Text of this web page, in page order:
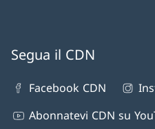
Segua il CDN
Facebook CDN
Abonnatevi CDN su